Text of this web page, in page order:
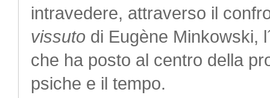
intravedere, attraverso il
vissuto di Eugène Minkowski,
che ha posto al centro della
psiche e il tempo.